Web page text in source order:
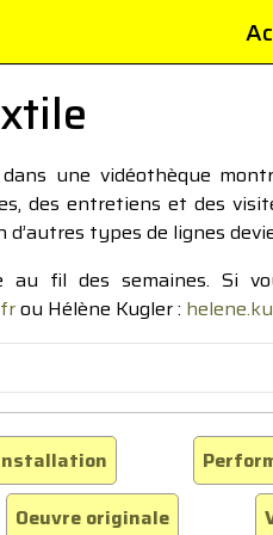
dans une vidéothèque
des entretiens et des
types de lignes
au fil des semaines. Si
ou Hélène Kugler :
Oeuvre originale